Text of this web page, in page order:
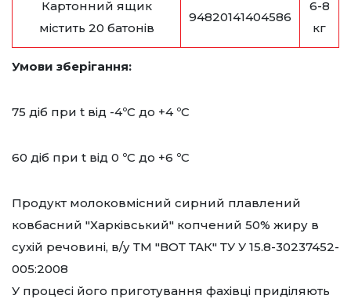
Картонний ящик
містить 20 батонів
94820141404586
6-8
кг
Умови зберігання:
75 діб при t від -4ºС до +4 ºС
60 діб при t від 0 ºС до +6 ºС
Продукт молоковмісний сирний плавлений
ковбасний "Харківський" копчений 50% жиру в
сухій речовині, в/у ТМ "ВОТ ТАК" ТУ У 15.8-30237452-
005:2008
У процесі його приготування фахівці приділяють